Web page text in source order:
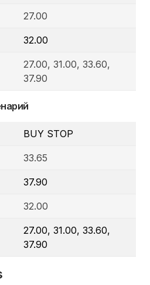
27.00
32.00
27.00, 31.00, 33.60,
37.90
BUY STOP
33.65
37.90
32.00
27.00, 31.00, 33.60,
37.90